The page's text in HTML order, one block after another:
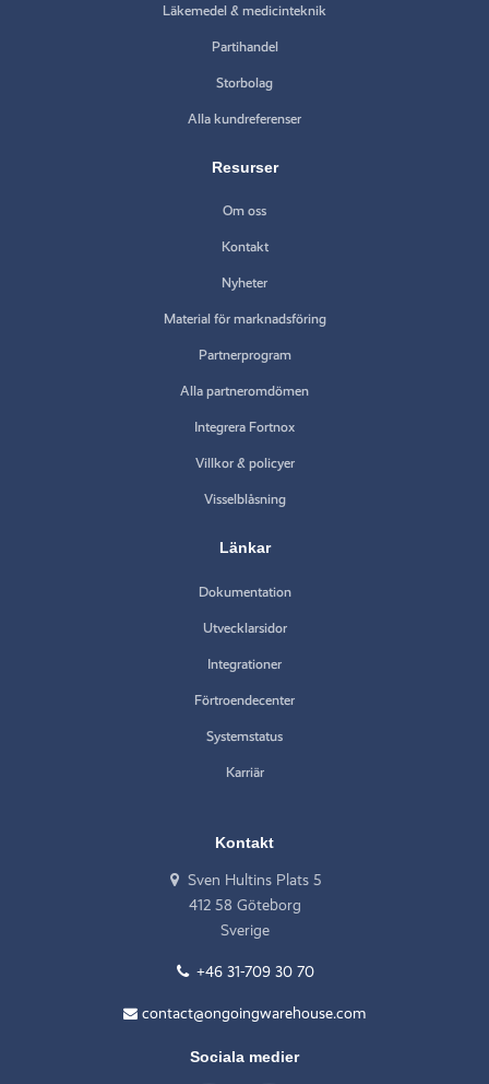
Läkemedel & medicinteknik
Partihandel
Storbolag
Alla kundreferenser
Resurser
Om oss
Kontakt
Nyheter
Material för marknadsföring
Partnerprogram
Alla partneromdömen
Integrera Fortnox
Villkor & policyer
Visselblåsning
Länkar
Dokumentation
Utvecklarsidor
Integrationer
Förtroendecenter
Systemstatus
Karriär
Kontakt
Sven Hultins Plats 5
412 58 Göteborg
Sverige
+46 31-709 30 70
contact@ongoingwarehouse.com
Sociala medier